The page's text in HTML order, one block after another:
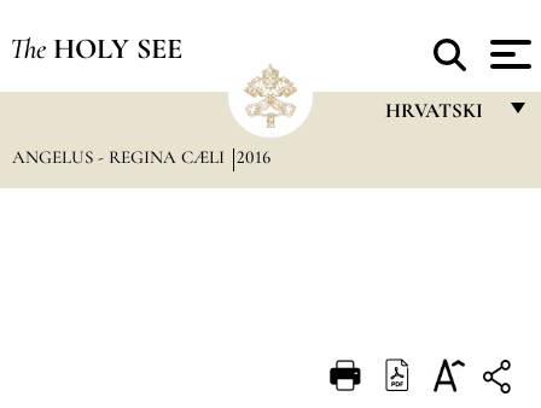
The HOLY SEE
HRVATSKI
DEUTSCH
ANGELUS - REGINA CÆLI 2016